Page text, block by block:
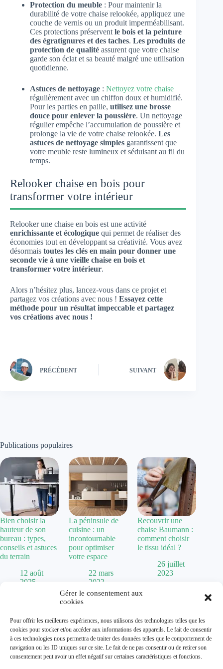
Gérer le consentement aux
cookies
Pour offrir les meilleures expériences, nous utilisons des technologies telles que les
cookies pour stocker et/ou accéder aux informations des appareils. Le fait de consentir
à ces technologies nous permettra de traiter des données telles que le comportement de
navigation ou les ID uniques sur ce site. Le fait de ne pas consentir ou de retirer son
consentement peut avoir un effet négatif sur certaines caractéristiques et fonctions.
Protection du meuble : Pour maintenir la
durabilité de votre chaise relookée, appliquez une
couche de vernis ou un produit imperméabilisant.
Ces protections préservent le bois et la peinture
des égratignures et des taches. Les produits de
protection de qualité assurent que votre chaise
garde son éclat et sa beauté malgré une utilisation
quotidienne.
Astuces de nettoyage : Nettoyez votre chaise
régulièrement avec un chiffon doux et humidifié.
Pour les parties en paille, utilisez une brosse
douce pour enlever la poussière. Un nettoyage
régulier empêche l’accumulation de poussière et
prolonge la vie de votre chaise relookée. Les
astuces de nettoyage simples garantissent que
votre meuble reste lumineux et séduisant au fil du
temps.
Relooker chaise en bois pour
transformer votre intérieur
Relooker une chaise en bois est une activité
enrichissante et écologique qui permet de réaliser des
économies tout en développant sa créativité. Vous avez
désormais toutes les clés en main pour donner une
seconde vie à une vieille chaise en bois et
transformer votre intérieur.
Alors n’hésitez plus, lancez-vous dans ce projet et
partagez vos créations avec nous ! Essayez cette
méthode pour un résultat impeccable et partagez
vos créations avec nous !
PRÉCÉDENT SUIVANT
Publications populaires
Bien choisir la
hauteur de son
bureau : types,
conseils et astuces
du terrain
12 août
2025
La péninsule de
cuisine : un
incontournable
pour optimiser
votre espace
22 mars
2023
Recouvrir une
chaise Baumann :
comment choisir
le tissu idéal ?
26 juillet
2023
Mentions Légales
Plan de site
Contact
À propos